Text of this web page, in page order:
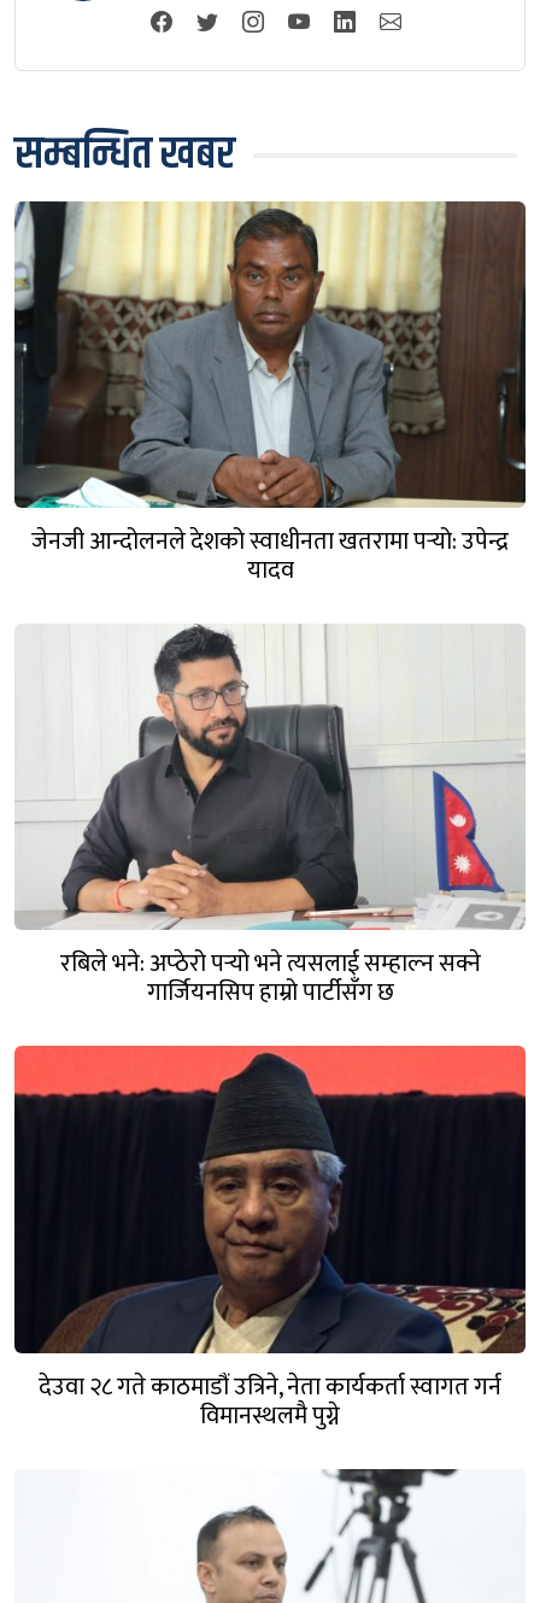
सम्बन्धित खबर
जेनजी आन्दोलनले देशको स्वाधीनता खतरामा पर्‍यो: उपेन्द्र
यादव
रबिले भने: अप्ठेरो पर्‍यो भने त्यसलाई सम्हाल्न सक्ने
गार्जियनसिप हाम्रो पार्टीसँग छ
देउवा २८ गते काठमाडौं उत्रिने, नेता कार्यकर्ता स्वागत गर्न
विमानस्थलमै पुग्ने